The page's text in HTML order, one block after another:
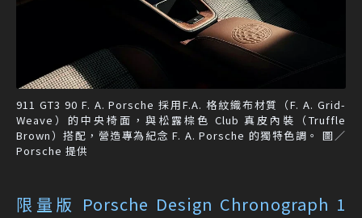
911 GT3 90 F. A. Porsche 採用F.A. 格紋織布材質（F. A. Grid-
Weave）的中央椅面，與松露棕色 Club 真皮內裝（Truffle
Brown）搭配，營造專為紀念 F. A. Porsche 的獨特色調。 圖／
Porsche 提供
限量版 Porsche Design Chronograph 1